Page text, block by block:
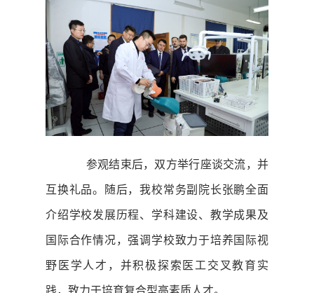
参观结束后，双方举行座谈交流，并
互换礼品。随后，我校常务副院长张鹏全面
介绍学校发展历程、学科建设、教学成果及
国际合作情况，强调学校致力于培养国际视
野医学人才，并积极探索医工交叉教育实
践，致力于培育复合型高素质人才。